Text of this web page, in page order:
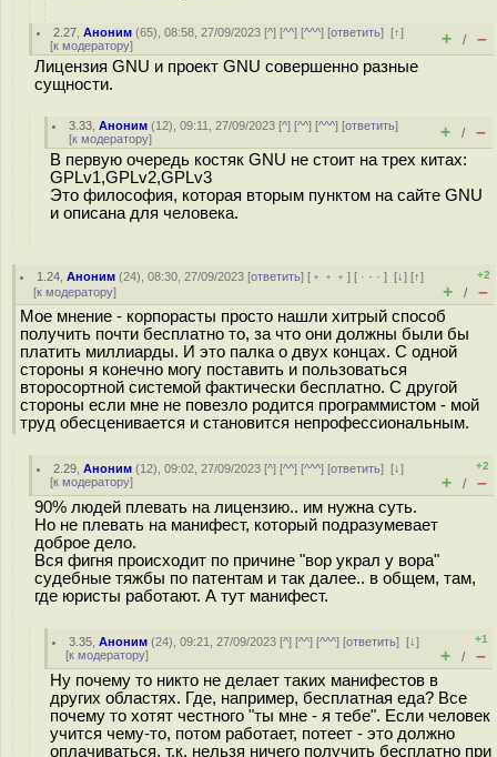
2.27 ,Аноним (65), 08:58, 27/09/2023 [^] [^^] [^^^] [ответить][↑]
[к модератору] + / –
Лицензия GNU и проект GNU совершенно разные
сущности.
3.33 ,Аноним (12), 09:11, 27/09/2023 [^] [^^] [^^^] [ответить]
[к модератору] + / –
В первую очередь костяк GNU не стоит на трех китах:
GPLv1,GPLv2,GPLv3
Это философия, которая вторым пунктом на сайте GNU
и описана для человека.
1.24 ,Аноним (24), 08:30, 27/09/2023 [ответить] [ ﹢﹢﹢] [ · · ·][↓] [↑]
[к модератору]
+2
+ / –
Мое мнение - корпорасты просто нашли хитрый способ
получить почти бесплатно то, за что они должны были бы
платить миллиарды. И это палка о двух концах. С одной
стороны я конечно могу поставить и пользоваться
второсортной системой фактически бесплатно. С другой
стороны если мне не повезло родится программистом - мой
труд обесценивается и становится непрофессиональным.
2.29 ,Аноним (12), 09:02, 27/09/2023 [^] [^^] [^^^] [ответить][↓]
[к модератору]
+2
+ / –
90% людей плевать на лицензию.. им нужна суть.
Но не плевать на манифест, который подразумевает
доброе дело.
Вся фигня происходит по причине "вор украл у вора"
судебные тяжбы по патентам и так далее.. в общем, там,
где юристы работают. А тут манифест.
3.35 ,Аноним (24), 09:21, 27/09/2023 [^] [^^] [^^^] [ответить][↓]
[к модератору]
+1
+ / –
Ну почему то никто не делает таких манифестов в
других областях. Где, например, бесплатная еда? Все
почему то хотят честного "ты мне - я тебе". Если человек
учится чему-то, потом работает, потеет - это должно
оплачиваться, т.к. нельзя ничего получить бесплатно при